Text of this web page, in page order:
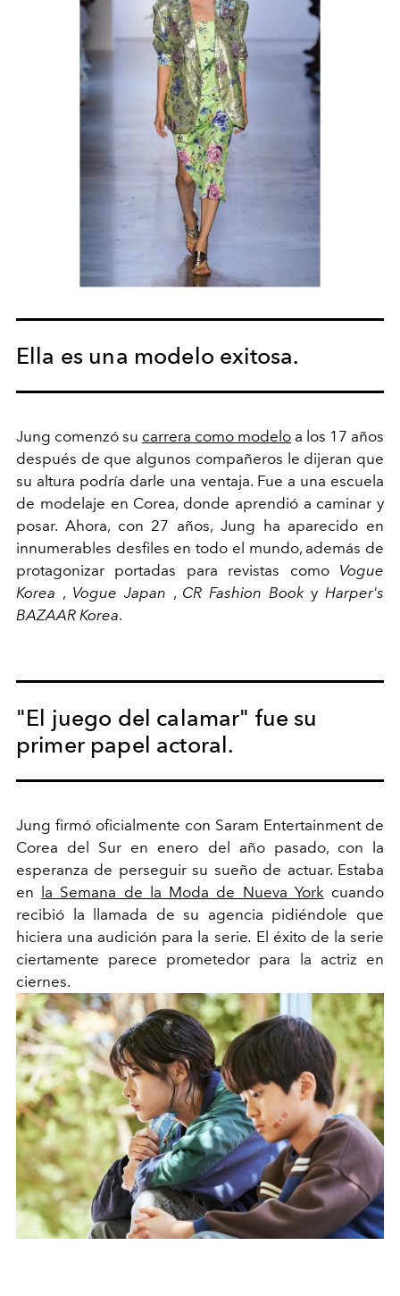
Ella es una modelo exitosa.
Jung comenzó su carrera como modelo a los 17 años
después de que algunos compañeros le dijeran que
su altura podría darle una ventaja. Fue a una escuela
de modelaje en Corea, donde aprendió a caminar y
posar. Ahora, con 27 años, Jung ha aparecido en
innumerables desfiles en todo el mundo, además de
protagonizar portadas para revistas como Vogue
Korea , Vogue Japan , CR Fashion Book y Harper's
BAZAAR Korea.
"El juego del calamar" fue su
primer papel actoral.
Jung firmó oficialmente con Saram Entertainment de
Corea del Sur en enero del año pasado, con la
esperanza de perseguir su sueño de actuar. Estaba
en
la Semana de la Moda de Nueva Yorkcuando
recibió la llamada de su agencia pidiéndole que
hiciera una audición para la serie. El éxito de la serie
ciertamente parece prometedor para la actriz en
ciernes.